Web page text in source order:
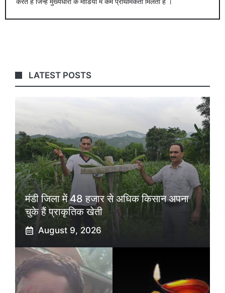
LATEST POSTS
मंडी जिला में 48 हजार से अधिक किसान अपना
चुके हैं प्राकृतिक खेती
August 9, 2026